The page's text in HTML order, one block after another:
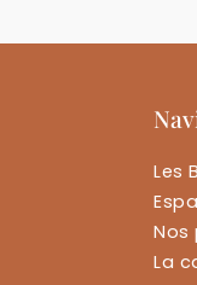
Les
Nos
La